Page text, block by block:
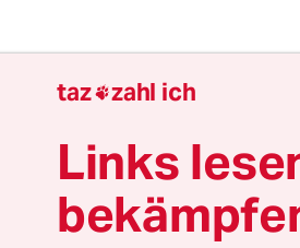
des Deutschlandtickets
zu kämpfen. Das hat eine
(vzbv)
Schwierigkeiten bei
Bestellprozess mehrmals
wiederholte, bekam
taz zahl ich
Links